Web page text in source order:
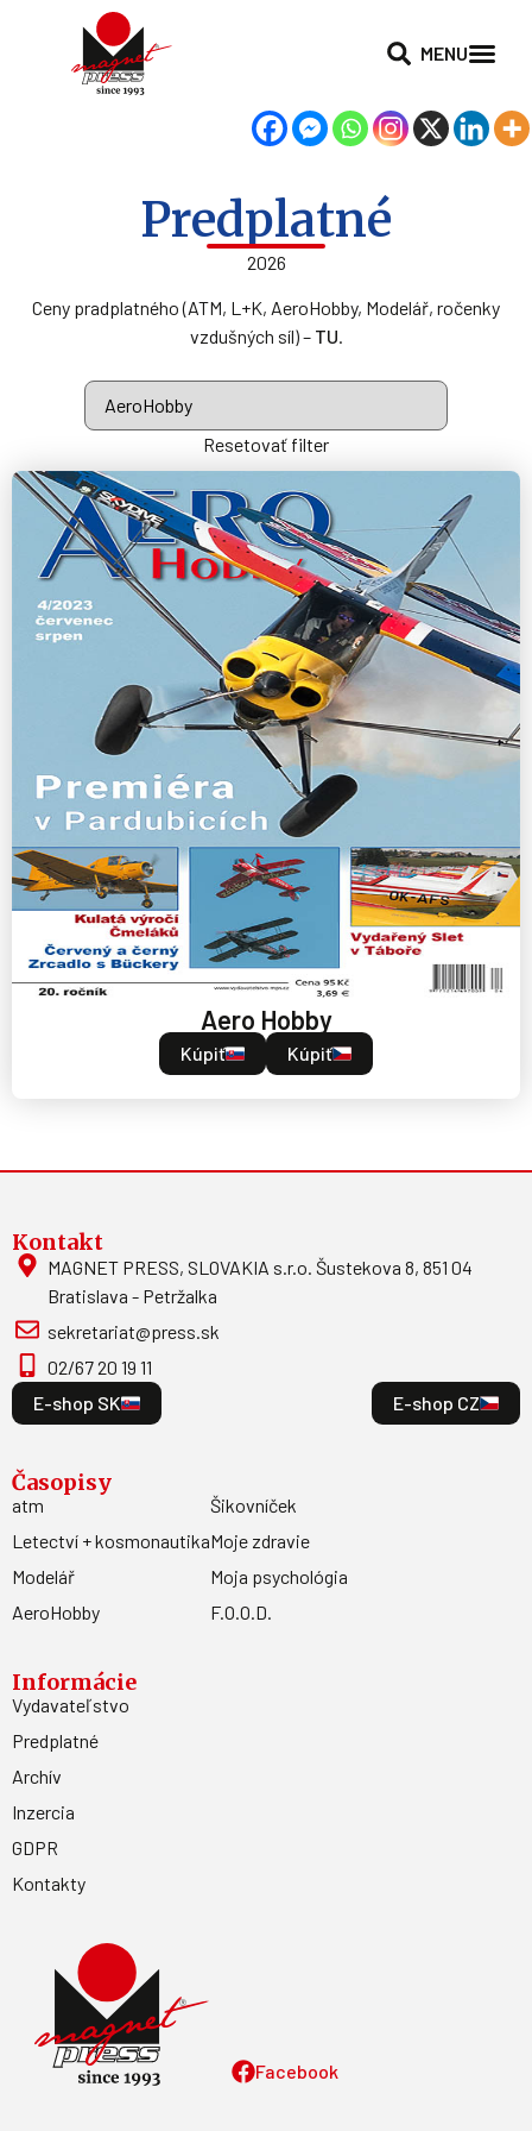
MENU
Predplatné
2026
Ceny pradplatného (ATM, L+K, AeroHobby, Modelář, ročenky
vzdušných síl) – TU.
Resetovať filter
Aero Hobby
Kúpiť Kúpiť
Facebook
Kontakt
MAGNET PRESS, SLOVAKIA s.r.o. Šustekova 8, 851 04
Bratislava - Petržalka
sekretariat@press.sk
02/67 20 19 11
E-shop SK
E-shop CZ
Časopisy
atm
Letectví + kosmonautika
Modelář
AeroHobby
Šikovníček
Moje zdravie
Moja psychológia
F.O.O.D.
Informácie
Vydavateľstvo
Predplatné
Archív
Inzercia
GDPR
Kontakty